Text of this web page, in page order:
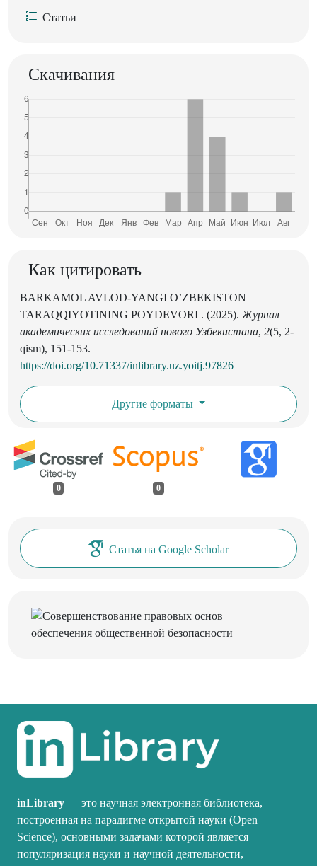
Статьи
Скачивания
Как цитировать
BARKAMOL AVLOD-YANGI O’ZBEKISTON
TARAQQIYOTINING POYDEVORI . (2025). Журнал
академических исследований нового Узбекистана, 2(5, 2-
qism), 151-153.
https://doi.org/10.71337/inlibrary.uz.yoitj.97826
Другие форматы
0 0
Статья на Google Scholar
inLibrary — это научная электронная библиотека,
построенная на парадигме открытой науки (Open
Science), основными задачами которой является
популяризация науки и научной деятельности,